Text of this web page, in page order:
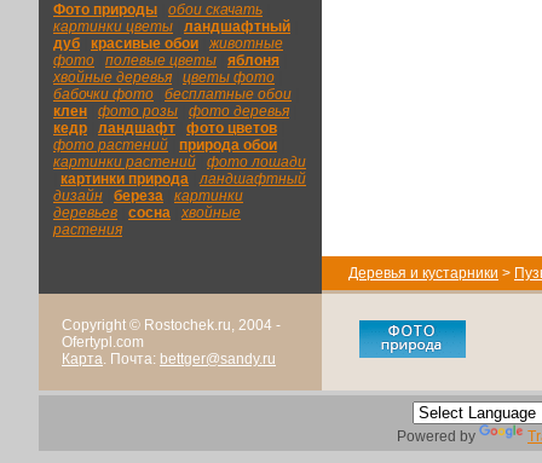
Фото природы обои скачать
картинки цветы
ландшафтный
дуб
красивые обои
животные
фото
полевые цветы яблоня
хвойные деревья
цветы фото
бабочки фото
бесплатные обои
клен
фото розы фото деревья
кедр
ландшафт фото цветов
фото растений
природа обои
картинки растений
фото лошади
картинки природа |ландшафтный
дизайн
береза
картинки
деревьев
сосна
хвойные
растения
Деревья и кустарники >
Copyright © Rostochek.ru, 2004 -
Ofertypl.com
Карта. Почта: bettger@sandy.ru
Powered by